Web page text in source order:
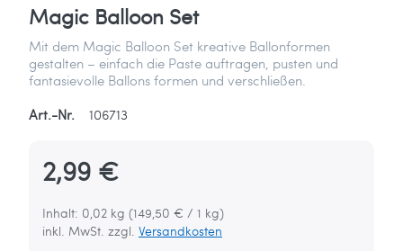
Magic Balloon Set
Mit dem Magic Balloon Set kreative Ballonformen
gestalten – einfach die Paste auftragen, pusten und
fantasievolle Ballons formen und verschließen.
Art.-Nr.
106713
2,99 €
Inhalt: 0,02 kg (149,50 € / 1 kg)
inkl. MwSt. zzgl. Versandkosten